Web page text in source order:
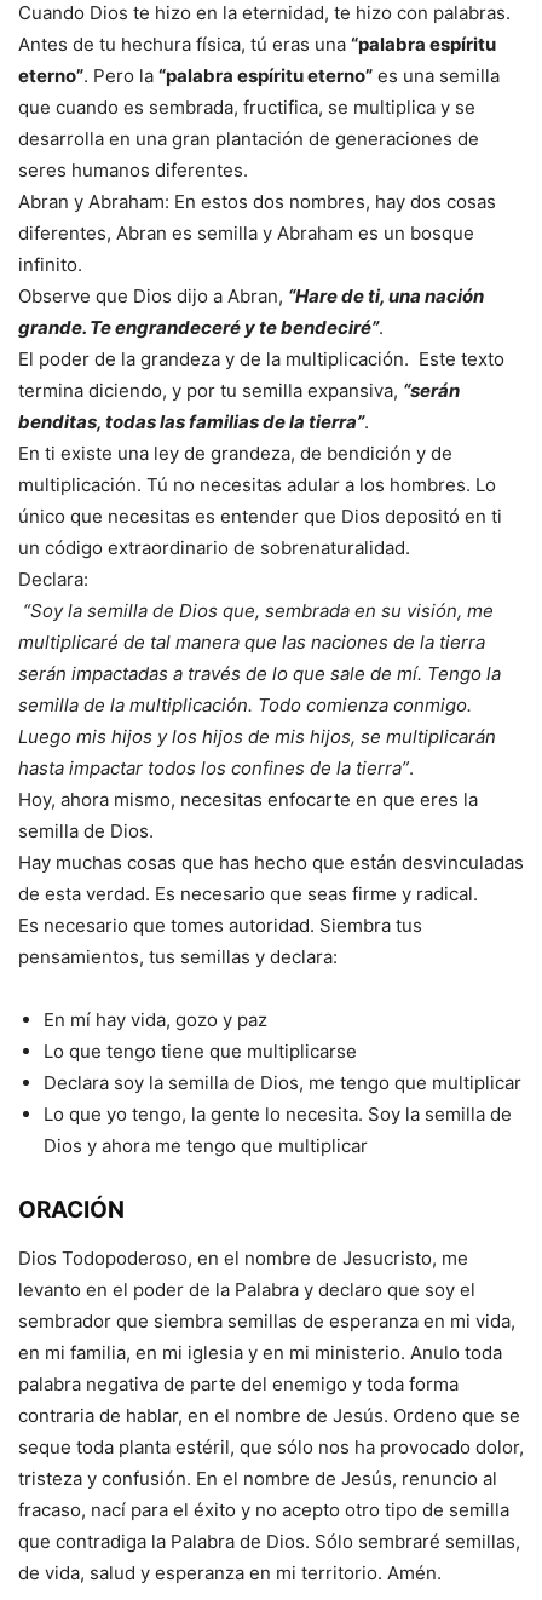
Cuando Dios te hizo en la eternidad, te hizo con palabras.
Antes de tu hechura física, tú eras una “palabra espíritu
eterno”. Pero la “palabra espíritu eterno” es una semilla
que cuando es sembrada, fructifica, se multiplica y se
desarrolla en una gran plantación de generaciones de
seres humanos diferentes.
Abran y Abraham: En estos dos nombres, hay dos cosas
diferentes, Abran es semilla y Abraham es un bosque
infinito.
Observe que Dios dijo a Abran, “Hare de ti, una nación
grande. Te engrandeceré y te bendeciré”.
El poder de la grandeza y de la multiplicación. Este texto
termina diciendo, y por tu semilla expansiva, “serán
benditas, todas las familias de la tierra”.
En ti existe una ley de grandeza, de bendición y de
multiplicación. Tú no necesitas adular a los hombres. Lo
único que necesitas es entender que Dios depositó en ti
un código extraordinario de sobrenaturalidad.
Declara:
“Soy la semilla de Dios que, sembrada en su visión, me
multiplicaré de tal manera que las naciones de la tierra
serán impactadas a través de lo que sale de mí. Tengo la
semilla de la multiplicación. Todo comienza conmigo.
Luego mis hijos y los hijos de mis hijos, se multiplicarán
hasta impactar todos los confines de la tierra”.
Hoy, ahora mismo, necesitas enfocarte en que eres la
semilla de Dios.
Hay muchas cosas que has hecho que están desvinculadas
de esta verdad. Es necesario que seas firme y radical.
Es necesario que tomes autoridad. Siembra tus
pensamientos, tus semillas y declara:
En mí hay vida, gozo y paz
Lo que tengo tiene que multiplicarse
Declara soy la semilla de Dios, me tengo que multiplicar
Lo que yo tengo, la gente lo necesita. Soy la semilla de
Dios y ahora me tengo que multiplicar
ORACIÓN
Dios Todopoderoso, en el nombre de Jesucristo, me
levanto en el poder de la Palabra y declaro que soy el
sembrador que siembra semillas de esperanza en mi vida,
en mi familia, en mi iglesia y en mi ministerio. Anulo toda
palabra negativa de parte del enemigo y toda forma
contraria de hablar, en el nombre de Jesús. Ordeno que se
seque toda planta estéril, que sólo nos ha provocado dolor,
tristeza y confusión. En el nombre de Jesús, renuncio al
fracaso, nací para el éxito y no acepto otro tipo de semilla
que contradiga la Palabra de Dios. Sólo sembraré semillas,
de vida, salud y esperanza en mi territorio. Amén.